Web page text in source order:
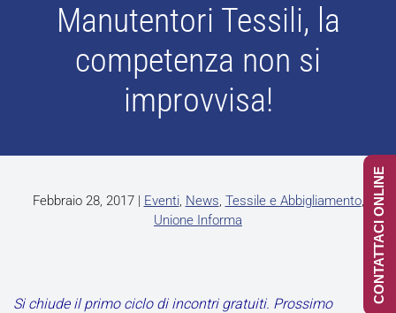
Manutentori Tessili, la
competenza non si
improvvisa!
Febbraio 28, 2017| Eventi, News, Tessile e Abbigliamento,
Unione Informa
Si chiude il primo ciclo di incontri gratuiti. Prossimo
CONTATTACI ONLINE